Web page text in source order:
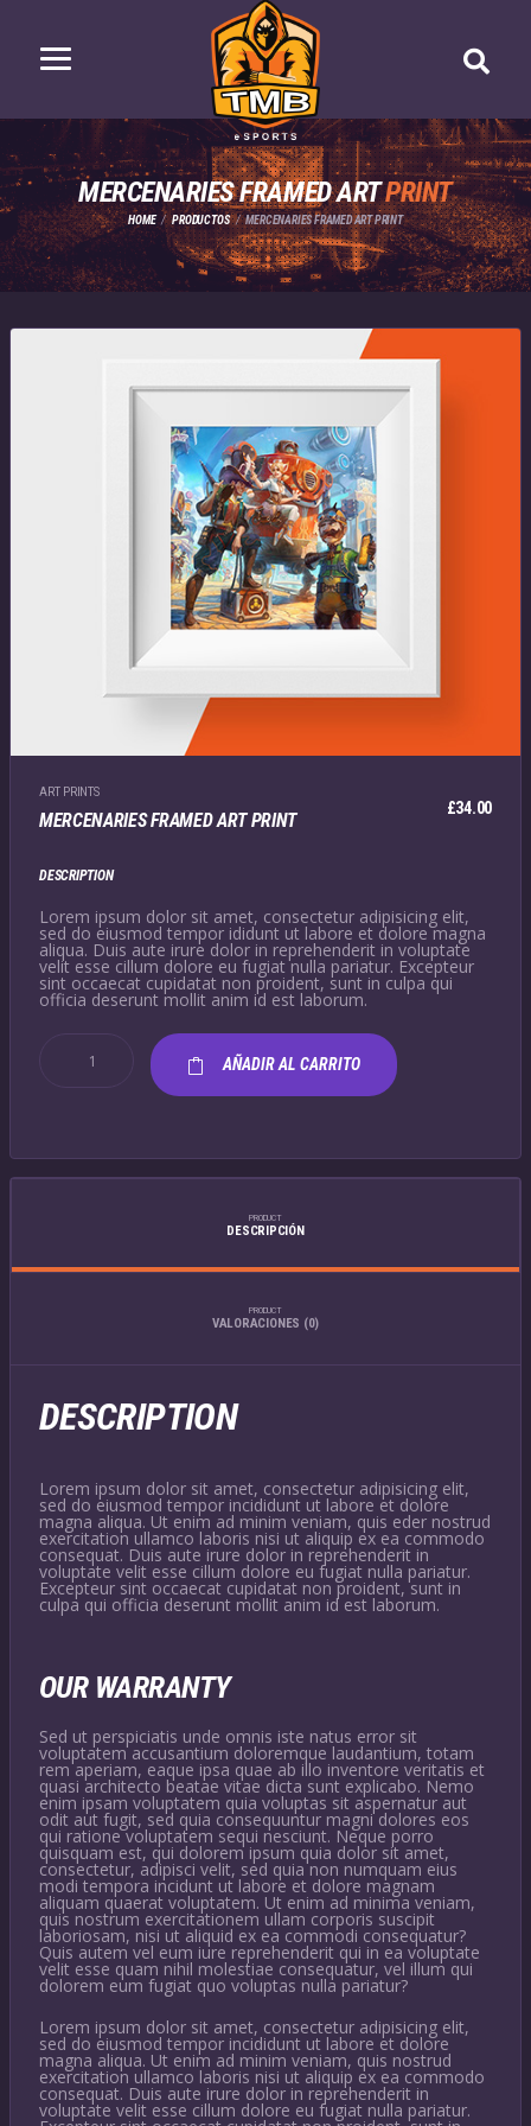
MERCENARIES FRAMED ARTPRINT
HOME PRODUCTOS MERCENARIES FRAMED ART PRINT
ART PRINTS
MERCENARIES FRAMED ART PRINT
£34.00
DESCRIPTION
Lorem ipsum dolor sit amet, consectetur adipisicing elit,
sed do eiusmod tempor ididunt ut labore et dolore magna
aliqua. Duis aute irure dolor in reprehenderit in voluptate
velit esse cillum dolore eu fugiat nulla pariatur. Excepteur
sint occaecat cupidatat non proident, sunt in culpa qui
officia deserunt mollit anim id est laborum.
AÑADIR AL CARRITO
PRODUCT
DESCRIPCIÓN
PRODUCT
VALORACIONES (0)
DESCRIPTION
Lorem ipsum dolor sit amet, consectetur adipisicing elit,
sed do eiusmod tempor incididunt ut labore et dolore
magna aliqua. Ut enim ad minim veniam, quis eder nostrud
exercitation ullamco laboris nisi ut aliquip ex ea commodo
consequat. Duis aute irure dolor in reprehenderit in
voluptate velit esse cillum dolore eu fugiat nulla pariatur.
Excepteur sint occaecat cupidatat non proident, sunt in
culpa qui officia deserunt mollit anim id est laborum.
OUR WARRANTY
Sed ut perspiciatis unde omnis iste natus error sit
voluptatem accusantium doloremque laudantium, totam
rem aperiam, eaque ipsa quae ab illo inventore veritatis et
quasi architecto beatae vitae dicta sunt explicabo. Nemo
enim ipsam voluptatem quia voluptas sit aspernatur aut
odit aut fugit, sed quia consequuntur magni dolores eos
qui ratione voluptatem sequi nesciunt. Neque porro
quisquam est, qui dolorem ipsum quia dolor sit amet,
consectetur, adipisci velit, sed quia non numquam eius
modi tempora incidunt ut labore et dolore magnam
aliquam quaerat voluptatem. Ut enim ad minima veniam,
quis nostrum exercitationem ullam corporis suscipit
laboriosam, nisi ut aliquid ex ea commodi consequatur?
Quis autem vel eum iure reprehenderit qui in ea voluptate
velit esse quam nihil molestiae consequatur, vel illum qui
dolorem eum fugiat quo voluptas nulla pariatur?
Lorem ipsum dolor sit amet, consectetur adipisicing elit,
sed do eiusmod tempor incididunt ut labore et dolore
magna aliqua. Ut enim ad minim veniam, quis nostrud
exercitation ullamco laboris nisi ut aliquip ex ea commodo
consequat. Duis aute irure dolor in reprehenderit in
voluptate velit esse cillum dolore eu fugiat nulla pariatur.